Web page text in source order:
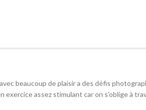
beaucoup de plaisir a des défis
exercice assez stimulant car on s’oblige à